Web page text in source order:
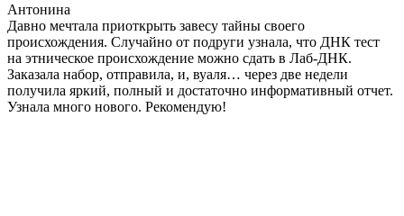
Антонина
Давно мечтала приоткрыть завесу тайны своего
происхождения. Случайно от подруги узнала, что ДНК тест
на этническое происхождение можно сдать в Лаб-ДНК.
Заказала набор, отправила, и, вуаля… через две недели
получила яркий, полный и достаточно информативный отчет.
Узнала много нового. Рекомендую!